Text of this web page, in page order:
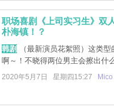
职场喜剧《上司实习生》双
朴海镇！？
韩剧 （最新演员花絮照）这类
啊～！不晓得两位男主会擦出什
2020年5月7日 星期四15:27 Mico